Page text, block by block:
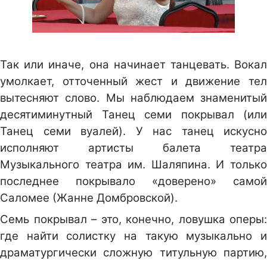
Так или иначе, она начинает танцевать. Вокал
умолкает, отточенный жест и движение тел
вытесняют слово. Мы наблюдаем знаменитый
десятиминутный Танец семи покрывал (или
Танец семи вуалей). У нас танец искусно
исполняют артисты балета театра
Музыкального театра им. Шаляпина. И только
последнее покрывало «доверено» самой
Саломее (Жанне Домбровской).
Семь покрывал – это, конечно, ловушка оперы:
где найти солистку на такую музыкально и
драматургически сложную титульную партию,